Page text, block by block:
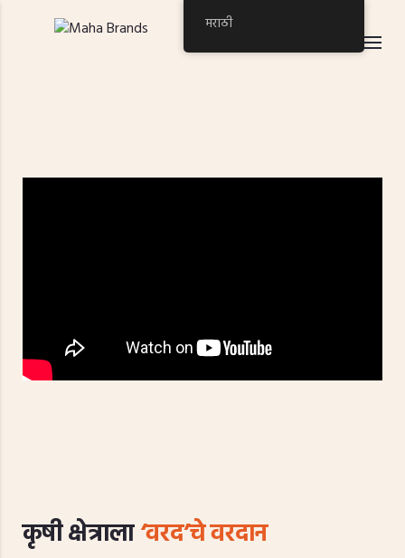
कृषी क्षेत्राला‘वरद’चे वरदान
मराठी